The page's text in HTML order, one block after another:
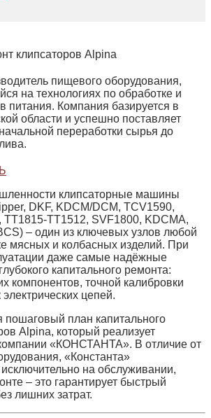
клипсаторов Alpina
пищевого оборудования,
на технологиях по обработке и
питания. Компания базируется в
области и успешно поставляет
переработки сырья до
клипсаторные машины
DKF, KDCM/DCM, TCV1590,
SVF1800, KDCMA,
– один из ключевых узлов любой
мясных и колбасных изделий. При
даже самые надёжные
капитального ремонта:
компонентов, точной калибровки
цепей.
пошаговый план капитального
Alpina, который реализует
«КОНСТАНТА». В отличие от
«Константа»
на обслуживании,
– это гарантирует быстрый
лишних затрат.